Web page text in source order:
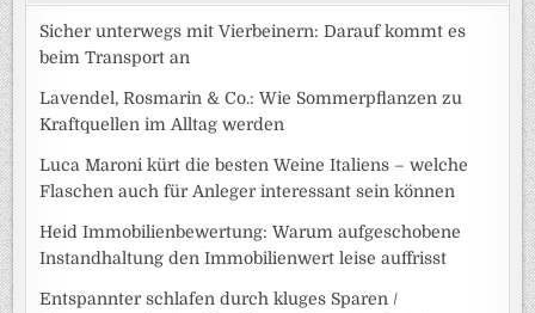
Sicher unterwegs mit Vierbeinern: Darauf kommt es
beim Transport an
Lavendel, Rosmarin & Co.: Wie Sommerpflanzen zu
Kraftquellen im Alltag werden
Luca Maroni kürt die besten Weine Italiens – welche
Flaschen auch für Anleger interessant sein können
Heid Immobilienbewertung: Warum aufgeschobene
Instandhaltung den Immobilienwert leise auffrisst
Entspannter schlafen durch kluges Sparen /